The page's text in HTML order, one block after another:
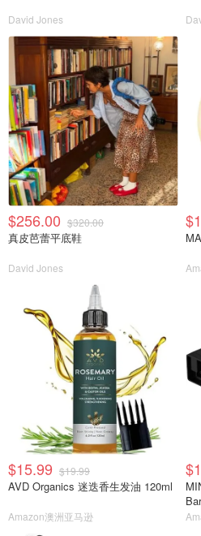
David Jones
$256.00 $320.00
真皮芭蕾平底鞋
David Jones
$15.99 $19.99
AVD Organics 迷迭香生发油 120ml
Amazon澳洲亚马逊